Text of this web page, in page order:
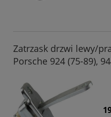
Zatrzask drzwi lewy/
Porsche 924 (75-89),